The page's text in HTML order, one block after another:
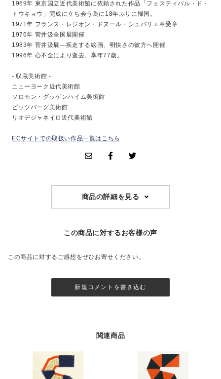
1969年 東京国立近代美術館に依頼された作品「フェスティバル・ド・
トウキョウ」完成に立ち会う為に18年ぶりに帰国。
1971年 フランス・レジオン・ドヌール・シュバリエ章受章
1976年 菅井汲全国展開催
1983年 菅井汲展―疾走する絵画、明快さの彼方へ開催
1996年 心不全により逝去。享年77歳。
- 収蔵美術館 -
ニューヨーク近代美術館
ソロモン・グッゲンハイム美術館
ピッツバーグ美術館
リオデジャネイロ近代美術館
ECサイトでの取扱い作品一覧はこちら
商品の詳細を見る
この商品に対するお客様の声
この商品に対するご感想をぜひお寄せください。
新規コメントを書き込む
関連商品